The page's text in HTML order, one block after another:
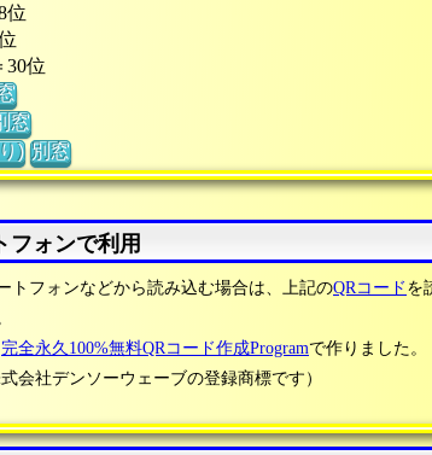
位
30位
窓
) 別窓
フォンで利用
トフォンなどから読み込む場合は、上記のQRコード を
完全永久100%無料QRコード作成Programで作りました。
式会社デンソーウェーブの登録商標です）